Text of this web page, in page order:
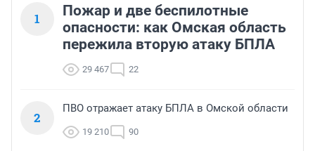
1
Пожар и две беспилотные
опасности: как Омская область
пережила вторую атаку БПЛА
29 467 22
2
ПВО отражает атаку БПЛА в Омской области
19 210 90